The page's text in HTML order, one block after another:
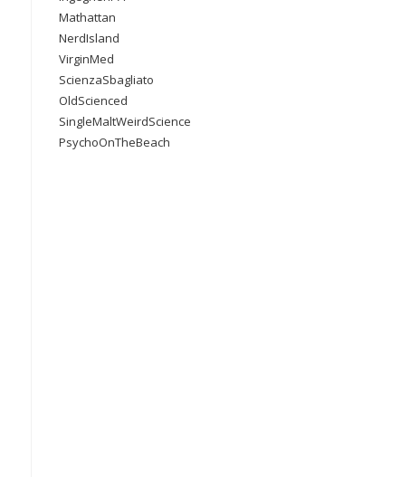
Mathattan
NerdIsland
VirginMed
ScienzaSbagliato
OldScienced
SingleMaltWeirdScience
PsychoOnTheBeach